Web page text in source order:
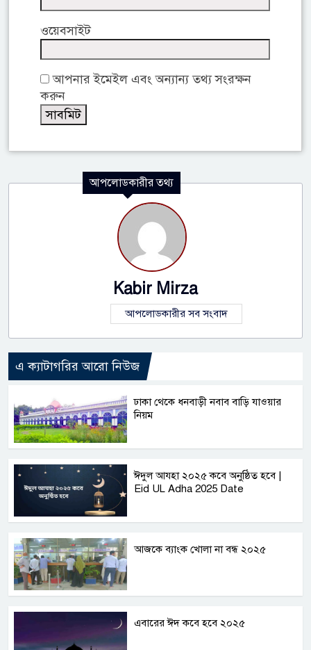
ওয়েবসাইট
আপনার ইমেইল এবং অন্যান্য তথ্য সংরক্ষন
করুন
আপলোডকারীর তথ্য
Kabir Mirza
আপলোডকারীর সব সংবাদ
এ ক্যাটাগরির আরো নিউজ
ঢাকা থেকে ধনবাড়ী নবাব বাড়ি যাওয়ার
নিয়ম
ঈদুল আযহা ২০২৫ কবে অনুষ্ঠিত হবে |
Eid UL Adha 2025 Date
আজকে ব্যাংক খোলা না বন্ধ ২০২৫
এবারের ঈদ কবে হবে ২০২৫